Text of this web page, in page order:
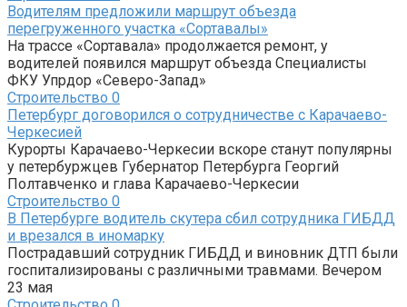
Водителям предложили маршрут объезда
перегруженного участка «Сортавалы»
На трассе «Сортавала» продолжается ремонт, у
водителей появился маршрут объезда Специалисты
ФКУ Упрдор «Северо-Запад»
Строительство 0
Петербург договорился о сотрудничестве с Карачаево-
Черкесией
Курорты Карачаево-Черкесии вскоре станут популярны
у петербуржцев Губернатор Петербурга Георгий
Полтавченко и глава Карачаево-Черкесии
Строительство 0
В Петербурге водитель скутера сбил сотрудника ГИБДД
и врезался в иномарку
Пострадавший сотрудник ГИБДД и виновник ДТП были
госпитализированы с различными травмами. Вечером
23 мая